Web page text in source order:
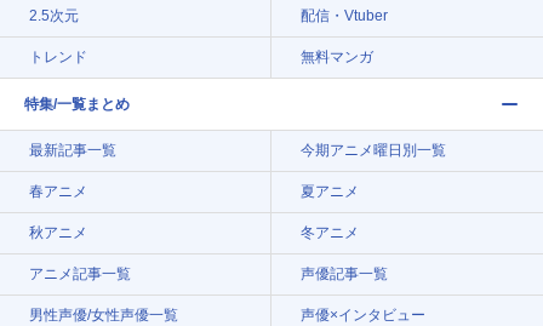
2.5次元 配信・Vtuber
トレンド 無料マンガ
特集/一覧まとめ
最新記事一覧 今期アニメ曜日別一覧
春アニメ 夏アニメ
秋アニメ 冬アニメ
アニメ記事一覧 声優記事一覧
男性声優/女性声優一覧 声優×インタビュー